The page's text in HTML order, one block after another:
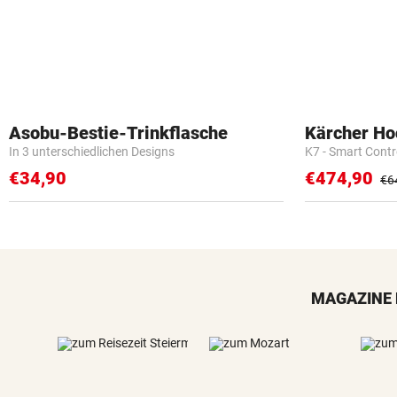
Asobu-Bestie-Trinkflasche
In 3 unterschiedlichen Designs
€34,90
Kärcher
K7 - Smart
€474,90
MAGAZINE